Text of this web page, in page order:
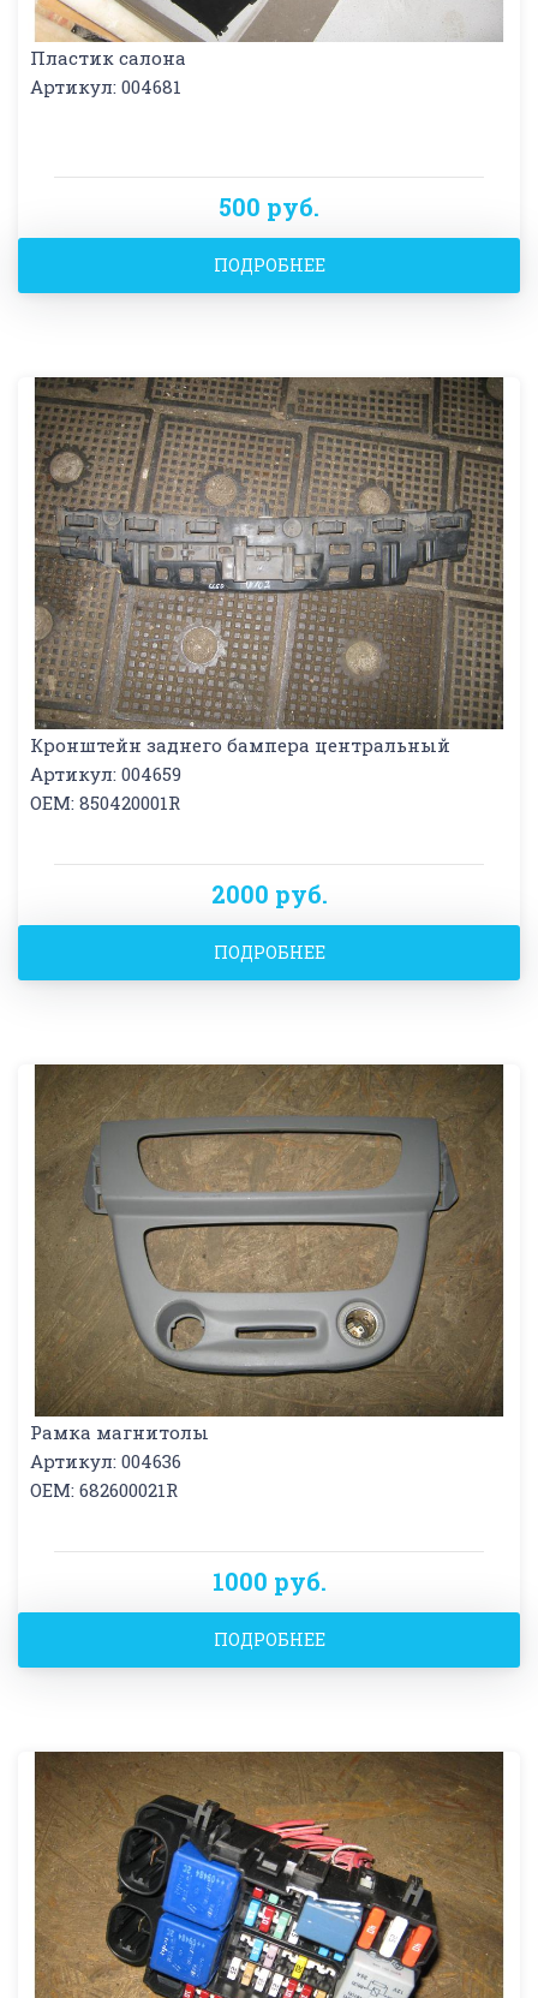
Пластик салона
Артикул: 004681
500 руб.
ПОДРОБНЕЕ
Кронштейн заднего бампера центральный
Артикул: 004659
OEM: 850420001R
2000 руб.
ПОДРОБНЕЕ
Рамка магнитолы
Артикул: 004636
OEM: 682600021R
1000 руб.
ПОДРОБНЕЕ